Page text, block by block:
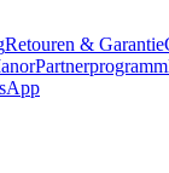
Retouren & Garantie
Partnerprogramm